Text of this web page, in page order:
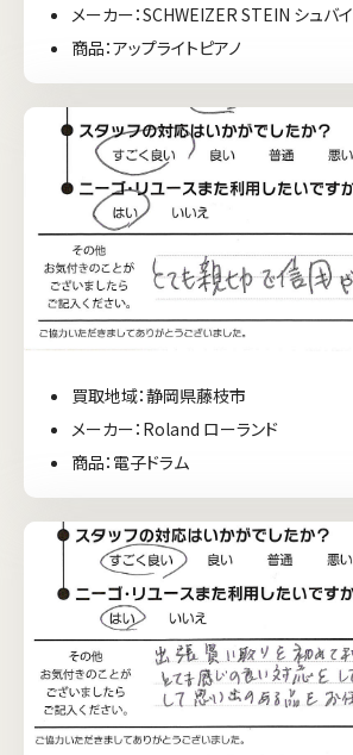
メーカー：SCHWEIZER STEIN シュバ
商品：アップライトピアノ
買取地域：静岡県藤枝市
メーカー：Roland ローランド
商品：電子ドラム